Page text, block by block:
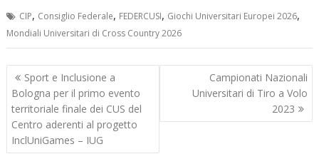
CIP, Consiglio Federale, FEDERCUSI, Giochi Universitari Europei 2026,
Mondiali Universitari di Cross Country 2026
Navigazione
articoli
Sport e Inclusione a
Bologna per il primo evento
territoriale finale dei CUS del
Centro aderenti al progetto
InclUniGames – IUG
Campionati Nazionali
Universitari di Tiro a Volo
2023